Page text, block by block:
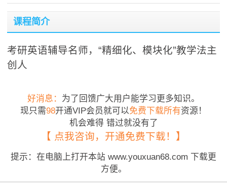
课程简介
考研英语辅导名师，“精细化、模块化”教学法主
创人
好消息： 为了回馈广大用户能学习更多知识。
现只需98开通VIP会员就可以免费下载所有资源！
机会难得 错过就没有了
【 点我咨询，开通免费下载！】
提示：在电脑上打开本站 www.youxuan68.com 下载更
方便。